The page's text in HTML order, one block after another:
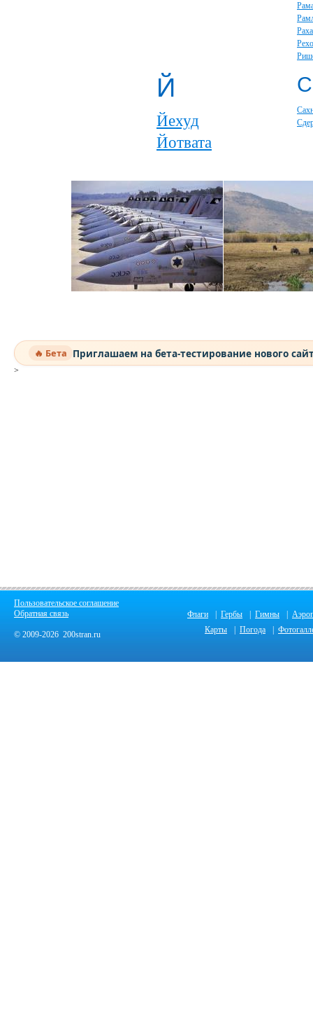
Й
Йехуд
Йотвата
С
🔥 Бета Приглашаем на бета-тестирование нового
>
Пользовательское соглашение
Обратная связь
© 2009-2026 200stran.ru
Флаги Гербы Гимны
Карты
Погода